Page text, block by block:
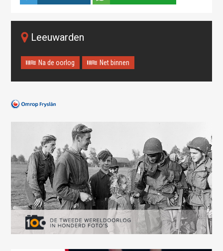
Leeuwarden
Na de oorlog Net binnen